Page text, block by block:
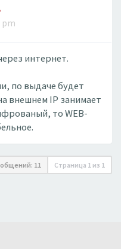
pm
интернет.
по выдаче будет
внешнем IP занимает
то WEB-
11 Страница 1 из 1